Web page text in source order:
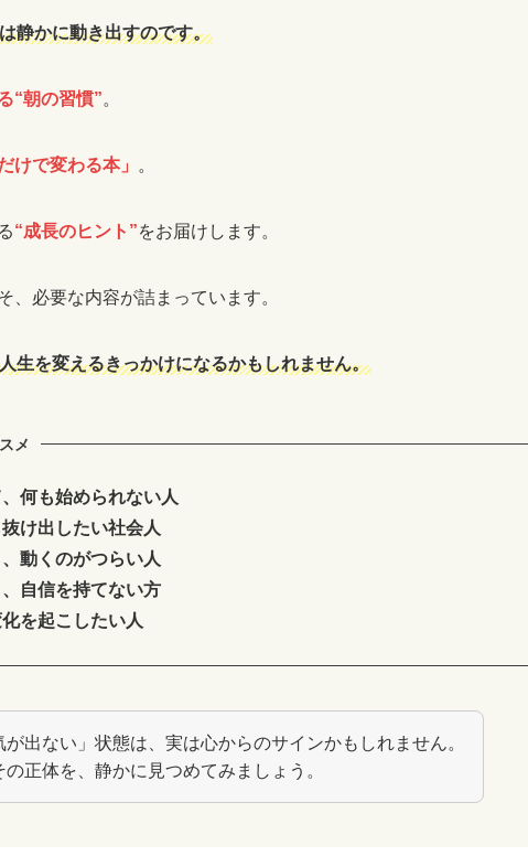
静かに動き出すのです。
“朝の習慣”。
けで変わる本」 。
“成長のヒント”をお届けします。
、必要な内容が詰まっています。
生を変えるきっかけになるかもしれません。
メ
何も始められない人
け出したい社会人
動くのがつらい人
自信を持てない方
を起こしたい人
が出ない」状態は、実は心からのサインかもしれません。
の正体を、静かに見つめてみましょう。